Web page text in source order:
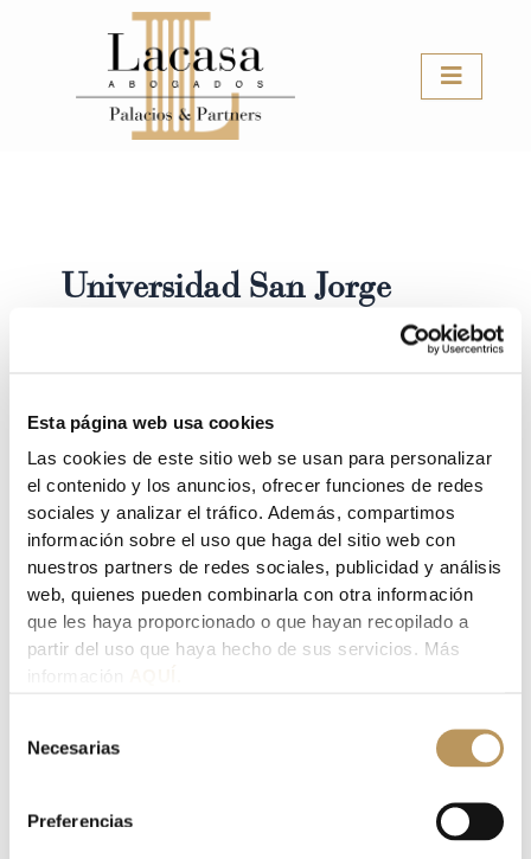
Esta página web usa cookies
Las cookies de este sitio web se usan para personalizar
el contenido y los anuncios, ofrecer funciones de redes
sociales y analizar el tráfico. Además, compartimos
información sobre el uso que haga del sitio web con
nuestros partners de redes sociales, publicidad y análisis
web, quienes pueden combinarla con otra información
que les haya proporcionado o que hayan recopilado a
partir del uso que haya hecho de sus servicios. Más
información
Necesarias
Preferencias
Universidad San Jorge
Blog LACASA ABOGADOS, PALACIOS & PARTNERS
Encuentro con los estudiantes de la
Universidad San Jorge en el VIII Encuentro
Empresas-USJ
Sr. Bonilla/febrero 14, 2020
Un año más, nuestro despacho ha participado en el VIII
Encuentro Empresas-USJ, que se trata de una jornada de
encuentro […]
PARTICIPACIÓN DEL DESPACHO EN EL